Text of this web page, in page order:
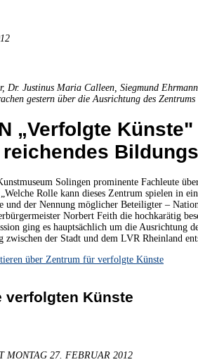
Dr. Justinus Maria Calleen, Siegmund
gestern über die Ausrichtung des
„Verfolgte
Solingen prominente Fachleute
Rolle kann dieses Zentrum spielen in
und der Nennung möglicher Beteiligter –
Norbert Feith die hochkarätig
ging es hauptsächlich um die Ausrichtung
zwischen der Stadt und dem LVR Rheinland
über Zentrum für verfolgte Künste
verfolgten Künste
MONTAG 27. FEBRUAR 2012